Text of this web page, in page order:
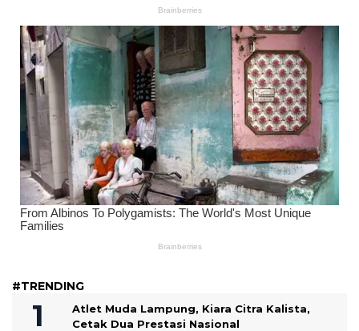
#TRENDING
Atlet Muda Lampung, Kiara Citra Kalista,
Cetak Dua Prestasi Nasional